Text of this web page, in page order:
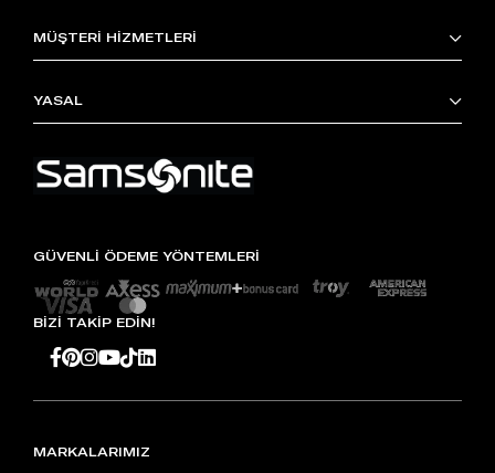
MÜŞTERİ HİZMETLERİ
YASAL
GÜVENLİ ÖDEME YÖNTEMLERİ
BİZİ TAKİP EDİN!
MARKALARIMIZ